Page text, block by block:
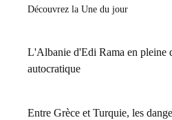
Découvrez la Une du jour
L'Albanie d'Edi Rama en pleine
autocratique
Entre Grèce et Turquie, les